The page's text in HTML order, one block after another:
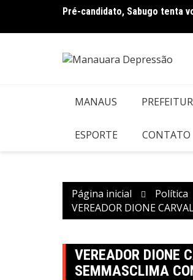
o
Pré-candidato, Sabugo tenta
MANAUS
ESPORTE CONTATO
Página inicial
Política
VEREADOR DIONE
VEREADOR DIONE
SEMMASCLIMA